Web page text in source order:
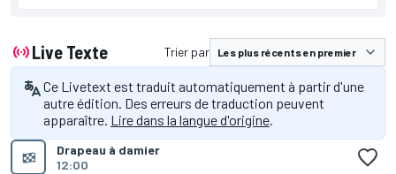
Live Texte Trier par
Ce Livetext est traduit automatiquement à partir d'une
autre édition. Des erreurs de traduction peuvent
apparaître. Lire dans la langue d'origine.
Drapeau à damier
12:00